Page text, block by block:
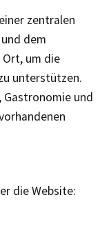
zentralen
dem
um die
unterstützen.
und
die Website: